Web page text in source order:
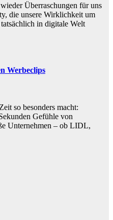
Überraschungen für uns
die unsere Wirklichkeit um
in digitale Welt
Werbeclips
so besonders macht:
Gefühle von
Unternehmen – ob LIDL,